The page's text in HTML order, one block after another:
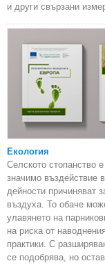
и други свързани
Екология
Селското стопанство
значимо въздействие
дейности причиняват
въздуха. То обаче
улавянето на
на риска от
практики. С
се подобрява, но